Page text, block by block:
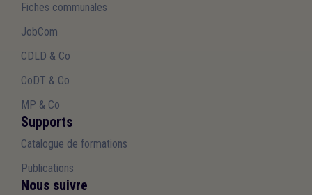
Fiches communales
JobCom
CDLD & Co
CoDT & Co
MP & Co
Supports
Catalogue de formations
Publications
Nous suivre